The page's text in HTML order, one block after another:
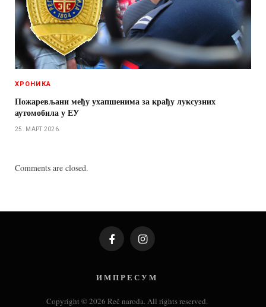
ХРОНИКА
Пожаревљани међу ухапшенима за крађу луксузних
аутомобила у ЕУ
25. МАРТ 2026.
Comments are closed.
FacebookInstagram
И М П Р Е С У М
Copyright © 2026 Reč naroda. All rights reserved.